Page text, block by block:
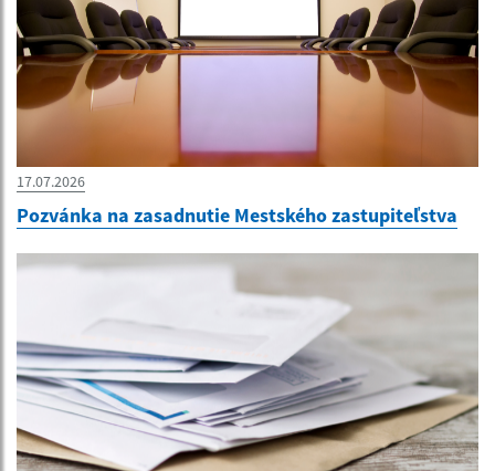
17.07.2026
Pozvánka na zasadnutie Mestského zastupiteľstva